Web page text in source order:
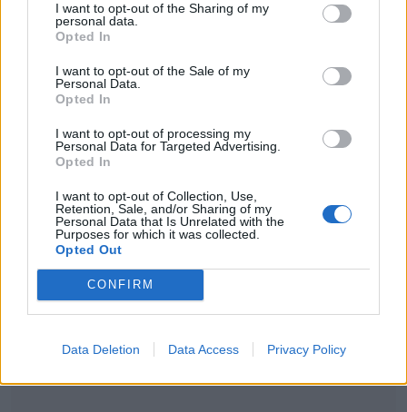
I want to opt-out of the Sharing of my
personal data.
Opted In
I want to opt-out of the Sale of my
Personal Data.
Opted In
I want to opt-out of processing my
Personal Data for Targeted Advertising.
Opted In
I want to opt-out of Collection, Use,
Retention, Sale, and/or Sharing of my
Personal Data that Is Unrelated with the
Purposes for which it was collected.
Opted Out
CONFIRM
Data Deletion Data Access Privacy Policy
ελληνικές θάλασσες-Ποια